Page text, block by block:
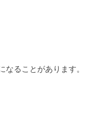
ることがあります。